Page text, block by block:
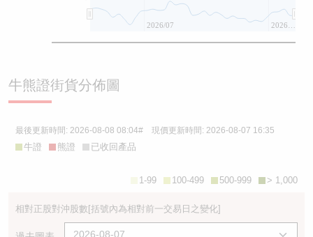
2026/07
牛熊證街貨分佈圖
最後更新時間: 2026-08-08 08:04# 現價更新時間: 2026-08-07 16:35
牛證 熊證 已收回產品
> 1,000
500-999
100-499
1-99
相對正股對沖股數[括號內為相對前一交易日之變化]